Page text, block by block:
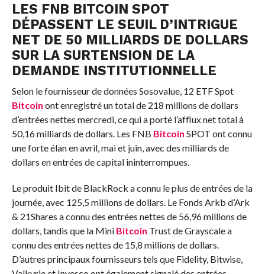
LES FNB BITCOIN SPOT
DÉPASSENT LE SEUIL D’INTRIGUE
NET DE 50 MILLIARDS DE DOLLARS
SUR LA SURTENSION DE LA
DEMANDE INSTITUTIONNELLE
Selon le fournisseur de données Sosovalue, 12 ETF Spot
Bitcoin ont enregistré un total de 218 millions de dollars
d’entrées nettes mercredi, ce qui a porté l’afflux net total à
50,16 milliards de dollars. Les FNB Bitcoin SPOT ont connu
une forte élan en avril, mai et juin, avec des milliards de
dollars en entrées de capital ininterrompues.
Le produit Ibit de BlackRock a connu le plus de entrées de la
journée, avec 125,5 millions de dollars. Le Fonds Arkb d’Ark
& 21Shares a connu des entrées nettes de 56,96 millions de
dollars, tandis que la Mini Bitcoin Trust de Grayscale a
connu des entrées nettes de 15,8 millions de dollars.
D’autres principaux fournisseurs tels que Fidelity, Bitwise,